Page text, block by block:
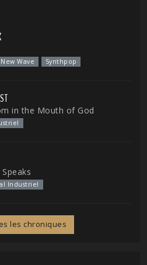
New Wave Synthpop
in the Mouth of God
Industriel
les chroniques